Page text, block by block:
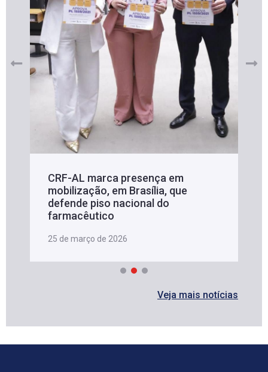
CRF-AL marca presença em
mobilização, em Brasília, que
defende piso nacional do
farmacêutico
25 de março de 2026
Veja mais notícias